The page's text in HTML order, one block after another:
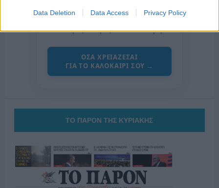
Data Deletion Data Access Privacy Policy
Οι άνθρωποι, οι αυθεντικές ιστορίες,
πολιτισμός που μας ενώνει κάθε μέρα.
ΟΣΑ ΧΡΕΙΑΖΕΣΑΙ
ΓΙΑ ΤΟ ΚΑΛΟΚΑΙΡΙ ΣΟΥ →
ΤΟ ΠΑΡΟΝ ΤΗΣ ΚΥΡΙΑΚΗΣ